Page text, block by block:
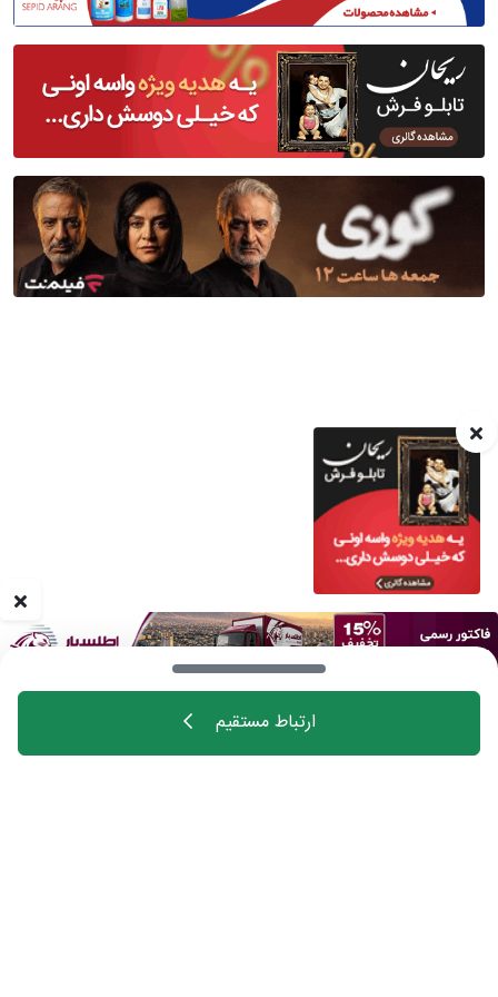
مجله
خانه
اهالی فن
ارتباط مستقیم